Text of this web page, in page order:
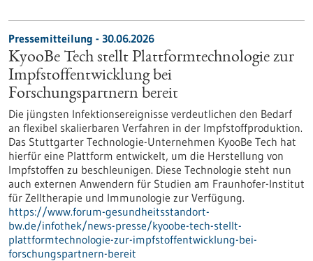
Pressemitteilung - 30.06.2026
KyooBe Tech stellt Plattformtechnologie zur
Impfstoffentwicklung bei
Forschungspartnern bereit
Die jüngsten Infektionsereignisse verdeutlichen den Bedarf
an flexibel skalierbaren Verfahren in der Impfstoffproduktion.
Das Stuttgarter Technologie-Unternehmen KyooBe Tech hat
hierfür eine Plattform entwickelt, um die Herstellung von
Impfstoffen zu beschleunigen. Diese Technologie steht nun
auch externen Anwendern für Studien am Fraunhofer-Institut
für Zelltherapie und Immunologie zur Verfügung.
https://www.forum-gesundheitsstandort-
bw.de/infothek/news-presse/kyoobe-tech-stellt-
plattformtechnologie-zur-impfstoffentwicklung-bei-
forschungspartnern-bereit